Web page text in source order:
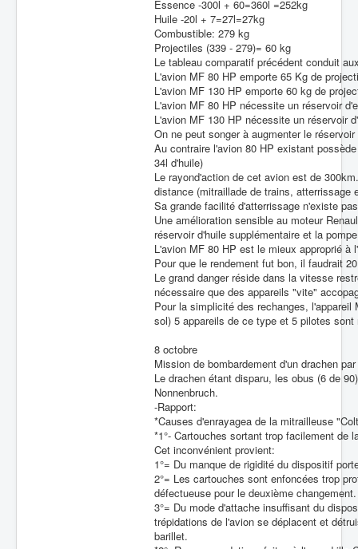
Essence -300l + 60=360l =252kg
Huile -20l + 7=27l=27kg
Combustible: 279 kg
Projectiles (339 - 279)= 60 kg
Le tableau comparatif précédent conduit
L'avion MF 80 HP emporte 65 Kg de
L'avion MF 130 HP emporte 60 kg de
L'avion MF 80 HP nécessite un réservoir
L'avion MF 130 HP nécessite un réservoir
On ne peut songer à augmenter le
Au contraire l'avion 80 HP existant
34l d'huile)
Le rayond'action de cet avion est de
distance (mitraillade de trains, atterrissage
Sa grande facilité d'atterrissage n'existe
Une amélioration sensible au moteur
réservoir d'huile supplémentaire et la
L'avion MF 80 HP est le mieux approprié
Pour que le rendement fut bon, il faudrait
Le grand danger réside dans la vitesse
nécessaire que des appareils "vite"
Pour la simplicité des rechanges,
sol) 5 appareils de ce type et 5 pilotes sont
8 octobre
Mission de bombardement d'un drachen
Le drachen étant disparu, les obus (6 de
Nonnenbruch.
-Rapport:
*Causes d'enrayagea de la mitrailleuse
*1°- Cartouches sortant trop facilement de
Cet inconvénient provient:
1°= Du manque de rigidité du dispositif
2°= Les cartouches sont enfoncées trop
défectueuse pour le deuxième changement.
3°= Du mode d'attache insuffisant du
trépidations de l'avion se déplacent et
barillet.